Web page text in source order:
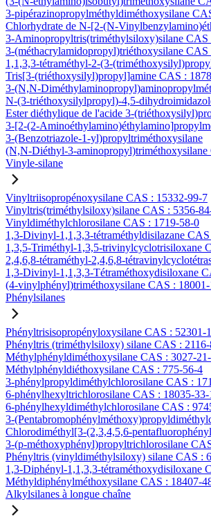
3-pipérazinopropylméthyldiméthoxysilane
Chlorhydrate de N-[2-(N-
3-Aminopropyltris(triméthylsiloxy)silane CAS
3-(méthacrylamidopropyl)triéthoxysilane
1,1,3,3-tétraméthyl-2-(3-
Tris[3-(triéthoxysilyl)propyl]amine CAS :
3-(N,N-
N-(3-triéthoxysilylpropyl)-4,5-
Ester diéthylique de l'acide 3-
3-[2-(2-
3-(Benzotriazole-1-yl)propyltriméthoxysilane
(N,N-Diéthyl-3-aminopropyl)triméthoxysilane
Vinyle-silane
Vinyltriisopropénoxysilane CAS : 15332-99-7
Vinyltris(triméthylsiloxy)silane CAS : 5356-
Vinyldiméthylchlorosilane CAS : 1719-58-0
1,3-Divinyl-1,1,3,3-tétraméthyldisilazane
1,3,5-Triméthyl-1,3,5-trivinylcyclotrisiloxane
2,4,6,8-tétraméthyl-2,4,6,8-
1,3-Divinyl-1,1,3,3-Tétraméthoxydisiloxane
(4-vinylphényl)triméthoxysilane CAS :
Phénylsilanes
Phényltrisisopropényloxysilane CAS : 52301-
Phényltris (triméthylsiloxy) silane CAS :
Méthylphényldiméthoxysilane CAS : 3027-
Méthylphényldiéthoxysilane CAS : 775-56-4
3-phénylpropyldiméthylchlorosilane CAS :
6-phénylhexyltrichlorosilane CAS : 18035-33-
6-phénylhexyldiméthylchlorosilane CAS :
3-
Chlorodiméthyl[3-(2,3,4,5,6-
3-(p-méthoxyphényl)propyltrichlorosilane
Phényltris (vinyldiméthylsiloxy) silane CAS :
1,3-Diphényl-1,1,3,3-tétraméthoxydisiloxane
Méthyldiphénylméthoxysilane CAS : 18407-
Alkylsilanes à longue chaîne